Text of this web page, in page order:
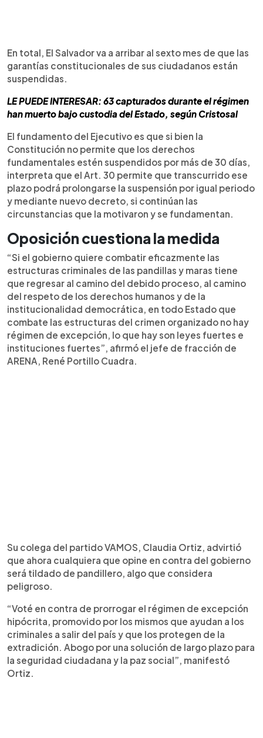
En total, El Salvador va a arribar al sexto mes de que las
garantías constitucionales de sus ciudadanos están
suspendidas.
LE PUEDE INTERESAR: 63 capturados durante el régimen
han muerto bajo custodia del Estado, según Cristosal
El fundamento del Ejecutivo es que si bien la
Constitución no permite que los derechos
fundamentales estén suspendidos por más de 30 días,
interpreta que el Art. 30 permite que transcurrido ese
plazo podrá prolongarse la suspensión por igual periodo
y mediante nuevo decreto, si continúan las
circunstancias que la motivaron y se fundamentan.
Oposición cuestiona la medida
“Si el gobierno quiere combatir eficazmente las
estructuras criminales de las pandillas y maras tiene
que regresar al camino del debido proceso, al camino
del respeto de los derechos humanos y de la
institucionalidad democrática, en todo Estado que
combate las estructuras del crimen organizado no hay
régimen de excepción, lo que hay son leyes fuertes e
instituciones fuertes”, afirmó el jefe de fracción de
ARENA, René Portillo Cuadra.
Su colega del partido VAMOS, Claudia Ortiz, advirtió
que ahora cualquiera que opine en contra del gobierno
será tildado de pandillero, algo que considera
peligroso.
“Voté en contra de prorrogar el régimen de excepción
hipócrita, promovido por los mismos que ayudan a los
criminales a salir del país y que los protegen de la
extradición. Abogo por una solución de largo plazo para
la seguridad ciudadana y la paz social”, manifestó
Ortiz.